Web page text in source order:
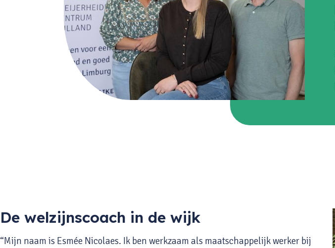
De welzijnscoach in de wijk
“Mijn naam is Esmée Nicolaes. Ik ben werkzaam als maatschappelijk werker bij